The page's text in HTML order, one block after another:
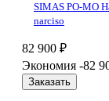
SIMAS PO-MO
narciso
82 900 ₽
Экономия -82
Заказать